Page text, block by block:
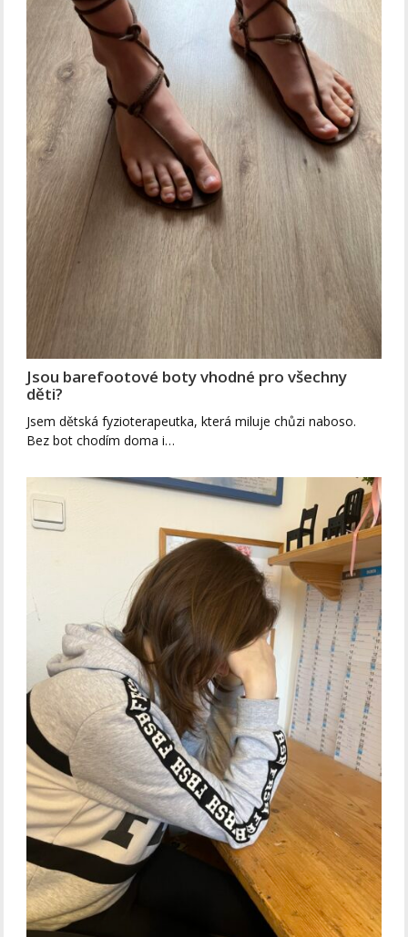
Jsou barefootové boty vhodné pro všechny
děti?
Jsem dětská fyzioterapeutka, která miluje chůzi naboso.
Bez bot chodím doma i…